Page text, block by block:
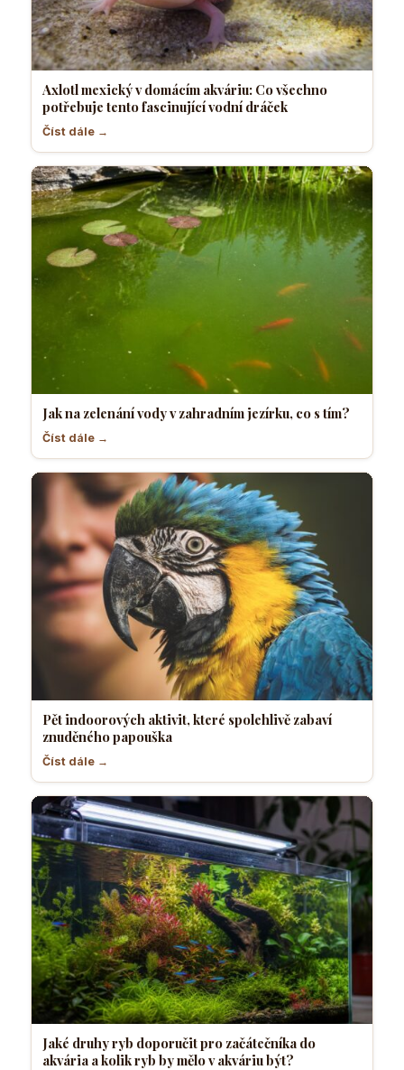
Axlotl mexický v domácím akváriu: Co všechno
potřebuje tento fascinující vodní dráček
Číst dále →
Jak na zelenání vody v zahradním jezírku, co s tím?
Číst dále →
Pět indoorových aktivit, které spolehlivě zabaví
znuděného papouška
Číst dále →
Jaké druhy ryb doporučit pro začátečníka do
akvária a kolik ryb by mělo v akváriu být?